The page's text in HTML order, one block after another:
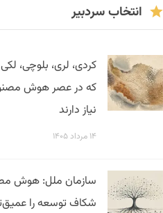
انتخاب سردبیر
کردی، لری، بلوچی،
که در عصر هوش
نیاز دارند
۱۴ مرداد ۱۴۰۵
سازمان ملل: هوش
شکاف توسعه را